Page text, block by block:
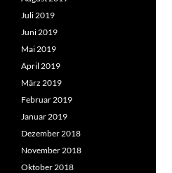
Juli 2019
Juni 2019
Mai 2019
April 2019
März 2019
Februar 2019
Januar 2019
Dezember 2018
November 2018
Oktober 2018